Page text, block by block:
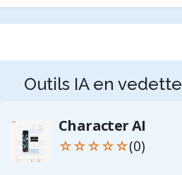
Outils IA en vedette
Character AI
☆☆☆☆☆(0)